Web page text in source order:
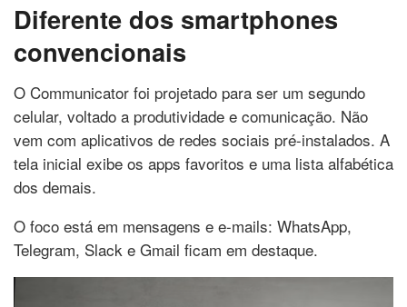
Diferente dos smartphones
convencionais
O Communicator foi projetado para ser um segundo
celular, voltado a produtividade e comunicação. Não
vem com aplicativos de redes sociais pré-instalados. A
tela inicial exibe os apps favoritos e uma lista alfabética
dos demais.
O foco está em mensagens e e-mails: WhatsApp,
Telegram, Slack e Gmail ficam em destaque.